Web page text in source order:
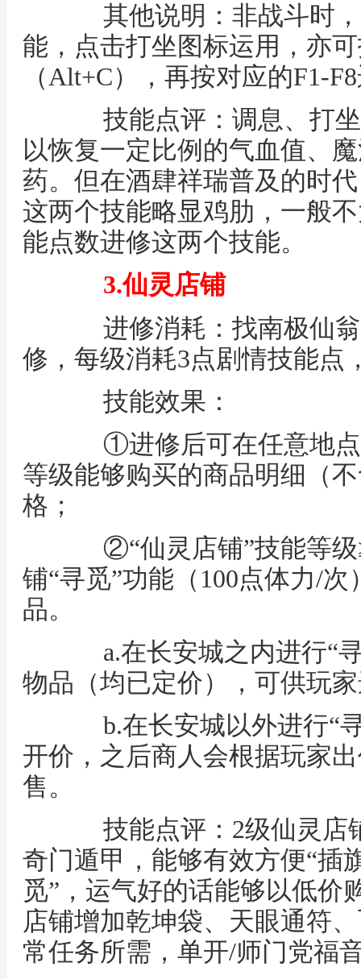
其他说明：非战斗时，
能，点击打坐图标运用，亦
（Alt+C），再按对应的F1-
技能点评：调息、打坐
以恢复一定比例的气血值、
药。但在酒肆祥瑞普及的时
这两个技能略显鸡肋，一般
能点数进修这两个技能。
3.仙灵店铺
进修消耗：找南极仙翁
修，每级消耗3点剧情技能点
技能效果：
①进修后可在任意地点
等级能够购买的商品明细（
格；
②“仙灵店铺”技能等级
铺“寻觅”功能（100点体力/
品。
a.在长安城之内进行“寻
物品（均已定价），可供玩
b.在长安城以外进行“寻
开价，之后商人会根据玩家
售。
技能点评：2级仙灵店
奇门遁甲，能够有效方便“插
觅”，运气好的话能够以低价
店铺增加乾坤袋、天眼通符
常任务所需，单开/师门党福